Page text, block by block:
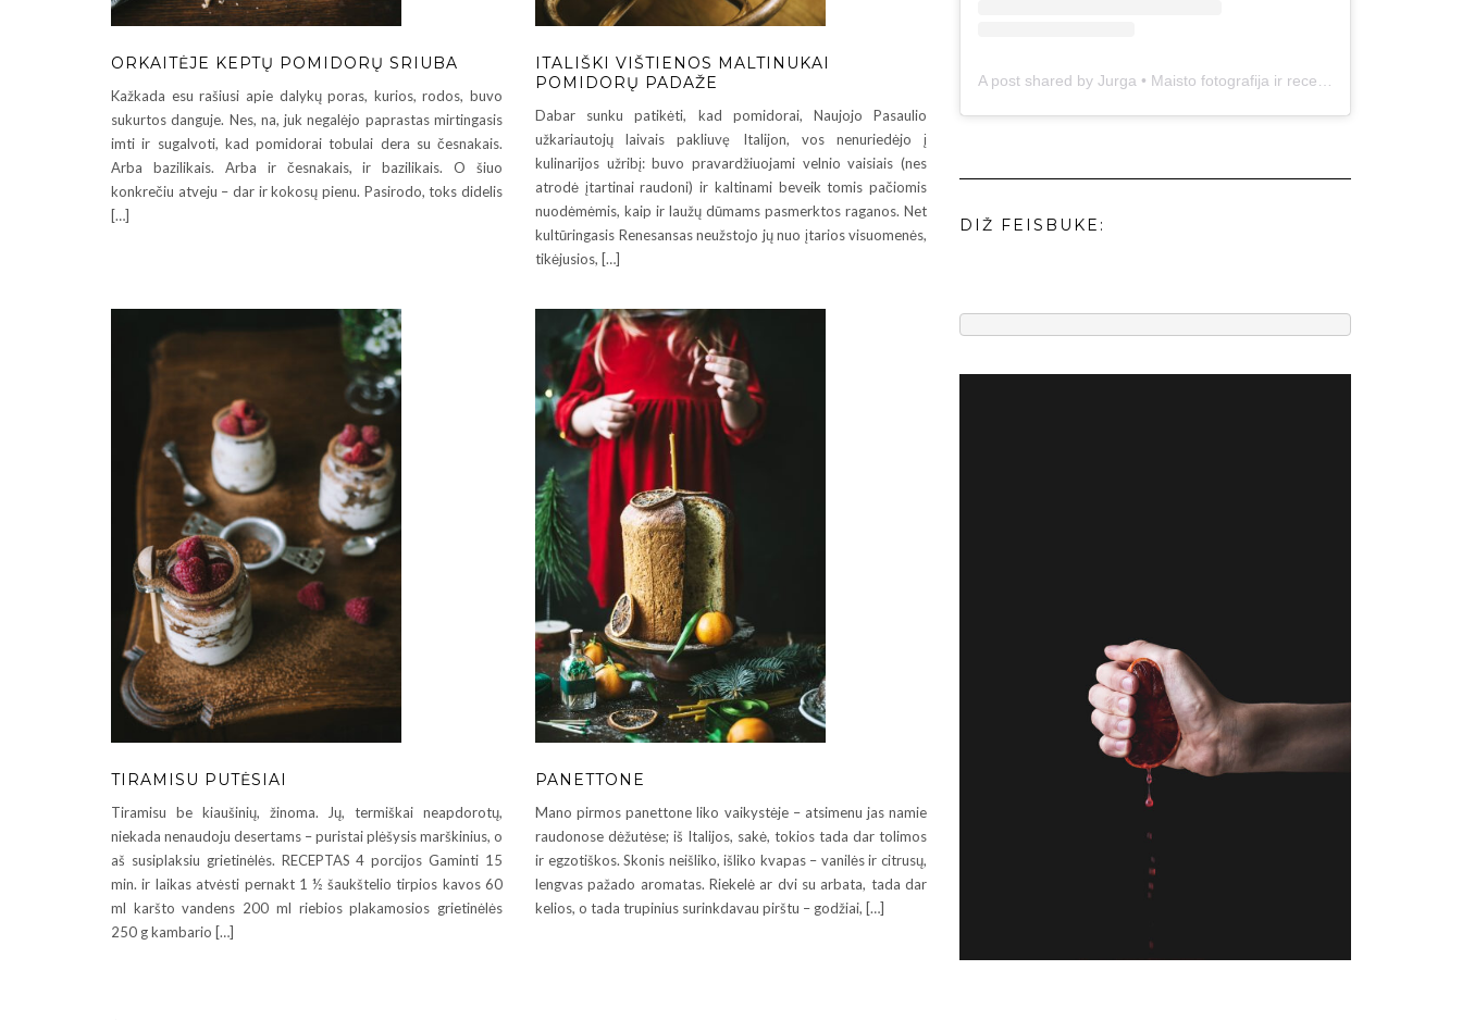
ORKAITĖJE KEPTŲ POMIDORŲ SRIUBA
Kažkada esu rašiusi apie dalykų poras, kurios, rodos, buvo
sukurtos danguje. Nes, na, juk negalėjo paprastas mirtingasis
imti ir sugalvoti, kad pomidorai tobulai dera su česnakais.
Arba bazilikais. Arba ir česnakais, ir bazilikais. O šiuo
konkrečiu atveju – dar ir kokosų pienu. Pasirodo, toks didelis
[…]
ITALIŠKI VIŠTIENOS MALTINUKAI
POMIDORŲ PADAŽE
Dabar sunku patikėti, kad pomidorai, Naujojo Pasaulio
užkariautojų laivais pakliuvę Italijon, vos nenuriedėjo į
kulinarijos užribį: buvo pravardžiuojami velnio vaisiais (nes
atrodė įtartinai raudoni) ir kaltinami beveik tomis pačiomis
nuodėmėmis, kaip ir laužų dūmams pasmerktos raganos. Net
kultūringasis Renesansas neužstojo jų nuo įtarios visuomenės,
tikėjusios, […]
TIRAMISU PUTĖSIAI
Tiramisu be kiaušinių, žinoma. Jų, termiškai neapdorotų,
niekada nenaudoju desertams – puristai plėšysis marškinius, o
aš susiplaksiu grietinėlės. RECEPTAS 4 porcijos Gaminti 15
min. ir laikas atvėsti pernakt 1 ½ šaukštelio tirpios kavos 60
ml karšto vandens 200 ml riebios plakamosios grietinėlės
250 g kambario […]
PANETTONE
Mano pirmos panettone liko vaikystėje – atsimenu jas namie
raudonose dėžutėse; iš Italijos, sakė, tokios tada dar tolimos
ir egzotiškos. Skonis neišliko, išliko kvapas – vanilės ir citrusų,
lengvas pažado aromatas. Riekelė ar dvi su arbata, tada dar
kelios, o tada trupinius surinkdavau pirštu – godžiai, […]
DIŽ FEISBUKE: